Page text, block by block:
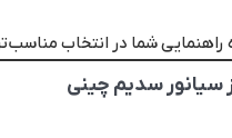
راهنمایی شما در انتخاب
سیانور سدیم چینی